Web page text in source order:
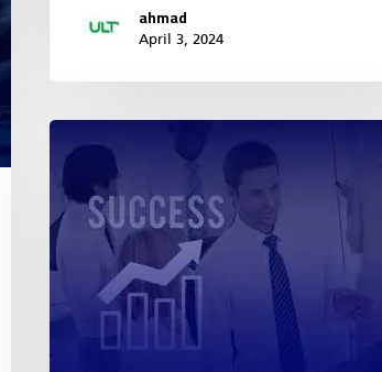
ahmad
April 3, 2024